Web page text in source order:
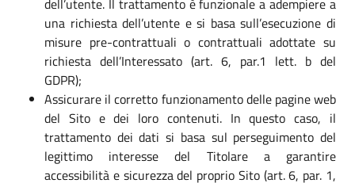
una richiesta dell’utente e si basa sull’esecuzione di
misure pre-contrattuali o contrattuali adottate su
richiesta dell’Interessato (art. 6, par.1 lett. b del
GDPR);
Assicurare il corretto funzionamento delle pagine web
del Sito e dei loro contenuti. In questo caso, il
trattamento dei dati si basa sul perseguimento del
legittimo interesse del Titolare a garantire
accessibilità e sicurezza del proprio Sito (art. 6, par. 1,